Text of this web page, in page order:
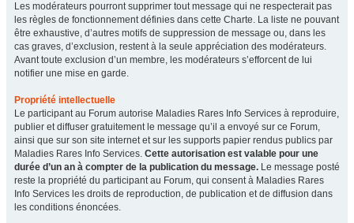
Les modérateurs pourront supprimer tout message qui ne respecterait pas
les règles de fonctionnement définies dans cette Charte. La liste ne pouvant
être exhaustive, d’autres motifs de suppression de message ou, dans les
cas graves, d’exclusion, restent à la seule appréciation des modérateurs.
Avant toute exclusion d’un membre, les modérateurs s’efforcent de lui
notifier une mise en garde.
Propriété intellectuelle
Le participant au Forum autorise Maladies Rares Info Services à reproduire,
publier et diffuser gratuitement le message qu’il a envoyé sur ce Forum,
ainsi que sur son site internet et sur les supports papier rendus publics par
Maladies Rares Info Services. Cette autorisation est valable pour une
durée d’un an à compter de la publication du message. Le message posté
reste la propriété du participant au Forum, qui consent à Maladies Rares
Info Services les droits de reproduction, de publication et de diffusion dans
les conditions énoncées.